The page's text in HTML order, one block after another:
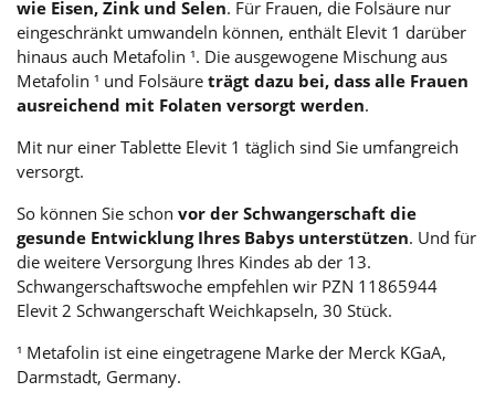
wie Eisen, Zink und Selen. Für Frauen, die Folsäure nur
eingeschränkt umwandeln können, enthält Elevit 1 darüber
hinaus auch Metafolin ¹. Die ausgewogene Mischung aus
Metafolin ¹ und Folsäure trägt dazu bei, dass alle Frauen
ausreichend mit Folaten versorgt werden.
Mit nur einer Tablette Elevit 1 täglich sind Sie umfangreich
versorgt.
So können Sie schon vor der Schwangerschaft die
gesunde Entwicklung Ihres Babys unterstützen. Und für
die weitere Versorgung Ihres Kindes ab der 13.
Schwangerschaftswoche empfehlen wir PZN 11865944
Elevit 2 Schwangerschaft Weichkapseln, 30 Stück.
¹ Metafolin ist eine eingetragene Marke der Merck KGaA,
Darmstadt, Germany.